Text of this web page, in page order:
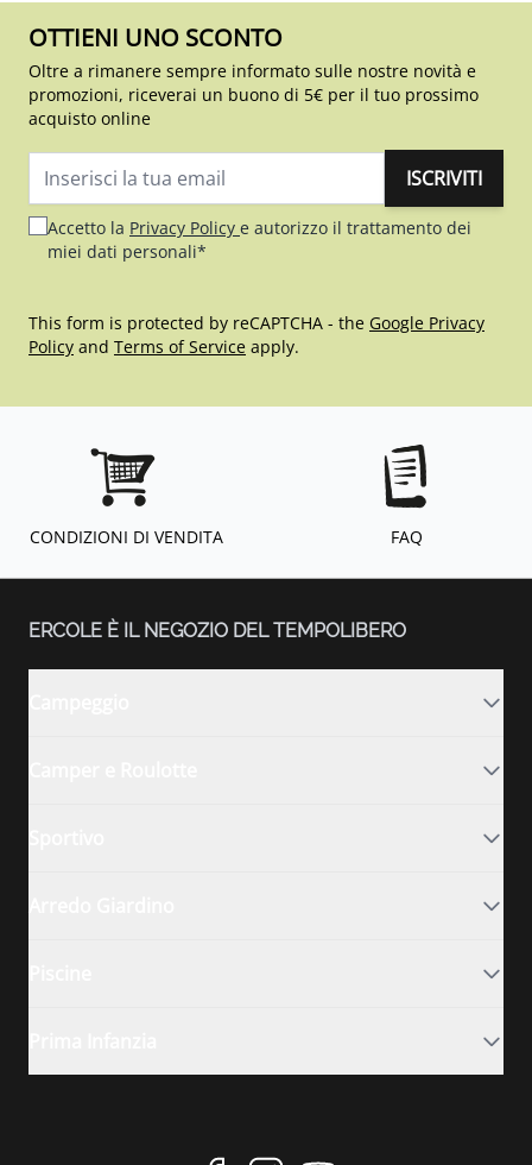
OTTIENI UNO SCONTO
Oltre a rimanere sempre informato sulle nostre novità e
promozioni, riceverai un buono di 5€ per il tuo prossimo
acquisto online
ISCRIVITI
Accetto la Privacy Policy e autorizzo il trattamento dei
miei dati personali*
This form is protected by reCAPTCHA - the Google Privacy
Policy and Terms of Service apply.
CONDIZIONI DI VENDITA FAQ
ERCOLE È IL NEGOZIO DEL TEMPOLIBERO